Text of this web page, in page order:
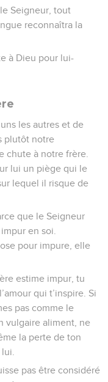
Seigneur, tout
reconnaîtra la
à Dieu pour lui-
les autres et de
plutôt notre
chute à notre frère.
lui un piège qui le
lequel il risque de
que le Seigneur
en soi.
pour impure, elle
estime impur, tu
qui t’inspire. Si
pas comme le
vulgaire aliment, ne
la perte de ton
pas être considéré